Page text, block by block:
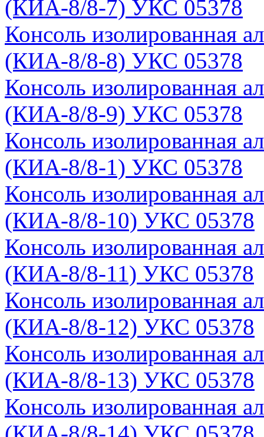
(КИА-8/8-7) УКС 05378
Консоль изолированная
(КИА-8/8-8) УКС 05378
Консоль изолированная
(КИА-8/8-9) УКС 05378
Консоль изолированная
(КИА-8/8-1) УКС 05378
Консоль изолированная
(КИА-8/8-10) УКС 05378
Консоль изолированная
(КИА-8/8-11) УКС 05378
Консоль изолированная
(КИА-8/8-12) УКС 05378
Консоль изолированная
(КИА-8/8-13) УКС 05378
Консоль изолированная